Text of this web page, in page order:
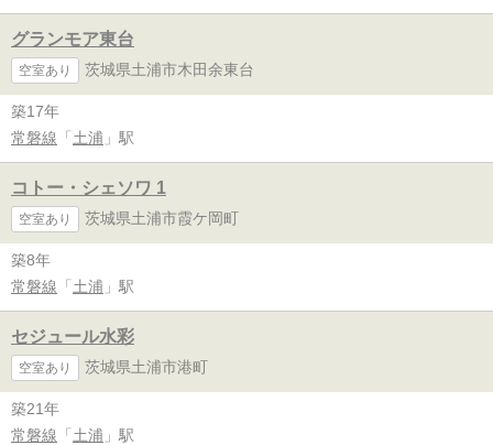
グランモア東台
空室あり 茨城県土浦市木田余東台
築17年
常磐線 「 土浦 」駅
コトー・シェソワ 1
空室あり 茨城県土浦市霞ケ岡町
築8年
常磐線 「 土浦 」駅
セジュール水彩
空室あり 茨城県土浦市港町
築21年
常磐線 「 土浦 」駅